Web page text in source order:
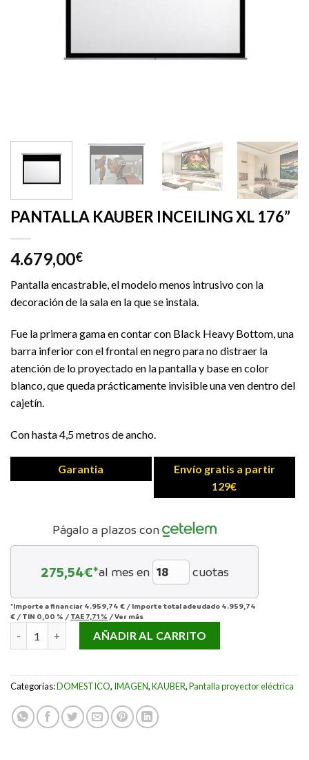
PANTALLA KAUBER INCEILING XL 176”
4.679,00€
Pantalla encastrable, el modelo menos intrusivo con la
decoración de la sala en la que se instala.
Fue la primera gama en contar con Black Heavy Bottom, una
barra inferior con el frontal en negro para no distraer la
atención de lo proyectado en la pantalla y base en color
blanco, que queda prácticamente invisible una ven dentro del
cajetín.
Con hasta 4,5 metros de ancho.
Garantia
Envío gratis a partir
129€
Págalo a plazos con
275,54€*al mes en cuotas
*Importe a financiar 4.959,74 € / Importe total adeudado 4.959,74
€ / TIN 0,00 % / TAE 7,71 % /Ver más
PANTALLA KAUBER INCEILING XL 176” cantidad
AÑADIR AL CARRITO
Categorías:DOMESTICO, IMAGEN,KAUBER,Pantalla proyector eléctrica